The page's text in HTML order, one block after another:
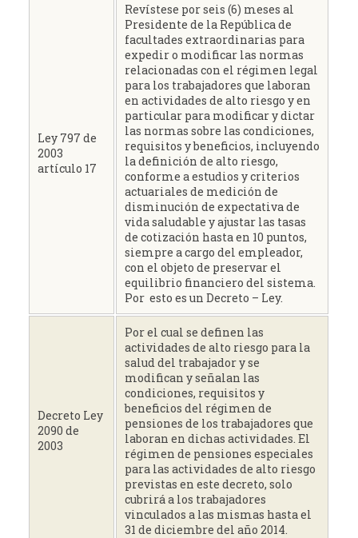
Ley 797 de
2003
artículo 17
Revístese por seis (6) meses al
Presidente de la República de
facultades extraordinarias para
expedir o modificar las normas
relacionadas con el régimen legal
para los trabajadores que laboran
en actividades de alto riesgo y en
particular para modificar y dictar
las normas sobre las condiciones,
requisitos y beneficios, incluyendo
la definición de alto riesgo,
conforme a estudios y criterios
actuariales de medición de
disminución de expectativa de
vida saludable y ajustar las tasas
de cotización hasta en 10 puntos,
siempre a cargo del empleador,
con el objeto de preservar el
equilibrio financiero del sistema.
Por esto es un Decreto – Ley.
Decreto Ley
2090 de
2003
Por el cual se definen las
actividades de alto riesgo para la
salud del trabajador y se
modifican y señalan las
condiciones, requisitos y
beneficios del régimen de
pensiones de los trabajadores que
laboran en dichas actividades. El
régimen de pensiones especiales
para las actividades de alto riesgo
previstas en este decreto, solo
cubrirá a los trabajadores
vinculados a las mismas hasta el
31 de diciembre del año 2014.